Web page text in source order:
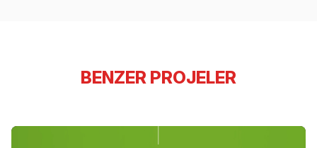
BENZER PROJELER